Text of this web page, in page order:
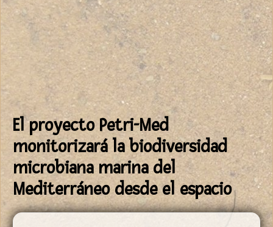
El proyecto Petri-Med
monitorizará la biodiversidad
microbiana marina del
Mediterráneo desde el espacio